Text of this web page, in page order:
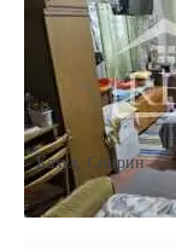
Кахул Спирин